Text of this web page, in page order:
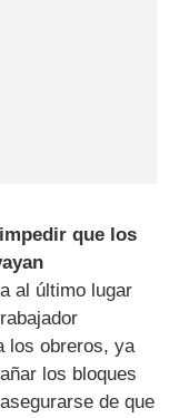
impedir que los
al último lugar
los obreros, ya
los bloques
de que